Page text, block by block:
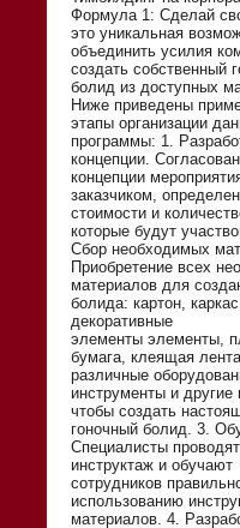
Формула 1: Сделай
это уникальная
объединить усилия
создать собственный
болид из доступных
Ниже приведены
этапы организации
программы: 1.
концепции.
концепции
заказчиком,
стоимости и
которые будут
Сбор необходимых
Приобретение всех
материалов для
болида: картон,
декоративные
элементы элементы,
бумага, клеящая
различные
инструменты и
чтобы создать
гоночный болид. 3.
Специалисты проводят
инструктаж и обучают
сотрудников
использованию
материалов. 4.